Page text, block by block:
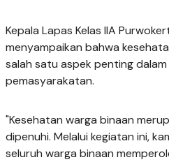
Kepala Lapas Kelas IIA
menyampaikan bahwa
salah satu aspek penting
pemasyarakatan.
"Kesehatan warga binaan
dipenuhi. Melalui kegiatan ini,
seluruh warga binaan